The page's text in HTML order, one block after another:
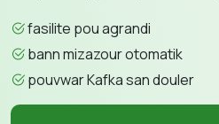
fasilite pou agrandi
bann mizazour otomatik
pouvwar Kafka san douler